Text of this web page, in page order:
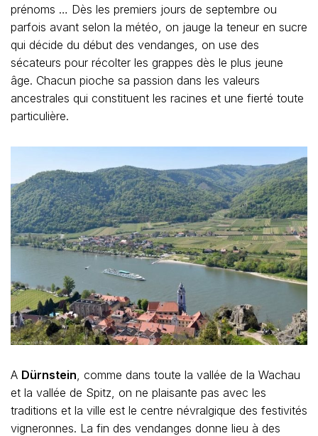
prénoms … Dès les premiers jours de septembre ou
parfois avant selon la météo, on jauge la teneur en sucre
qui décide du début des vendanges, on use des
sécateurs pour récolter les grappes dès le plus jeune
âge. Chacun pioche sa passion dans les valeurs
ancestrales qui constituent les racines et une fierté toute
particulière.
A Dürnstein , comme dans toute la vallée de la Wachau
et la vallée de Spitz, on ne plaisante pas avec les
traditions et la ville est le centre névralgique des festivités
vigneronnes. La fin des vendanges donne lieu à des